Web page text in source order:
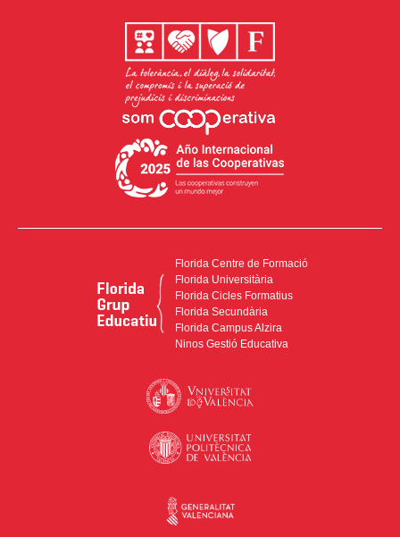
Florida Centre de Formació
Florida Universitària
Florida Cicles Formatius
Florida Secundària
Florida Campus Alzira
Ninos Gestió Educativa